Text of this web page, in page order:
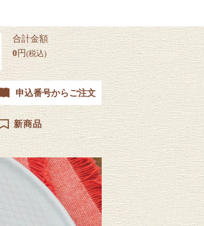
合計金額
0円(税込)
申込番号からご注文
新商品